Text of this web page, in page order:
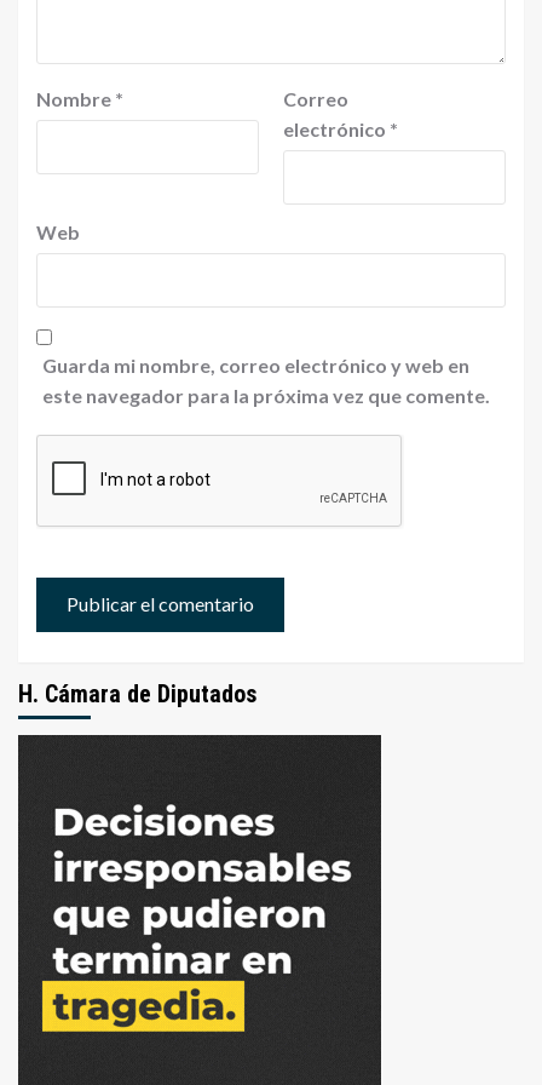
Nombre *
Correo
electrónico *
Web
Guarda mi nombre, correo electrónico y web en
este navegador para la próxima vez que comente.
H. Cámara de Diputados